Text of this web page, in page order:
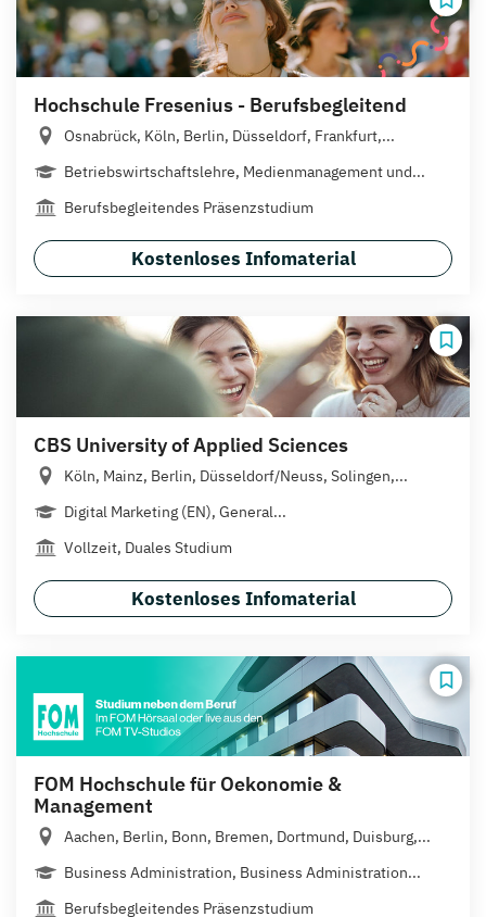
Hochschule Fresenius - Berufsbegleitend
Osnabrück, Köln, Berlin, Düsseldorf, Frankfurt,...
Betriebswirtschaftslehre, Medienmanagement und...
Berufsbegleitendes Präsenzstudium
Kostenloses Infomaterial
CBS University of Applied Sciences
Köln, Mainz, Berlin, Düsseldorf/Neuss, Solingen,...
Digital Marketing (EN), General...
Vollzeit, Duales Studium
Kostenloses Infomaterial
FOM Hochschule für Oekonomie &
Management
Aachen, Berlin, Bonn, Bremen, Dortmund, Duisburg,...
Business Administration, Business Administration...
Berufsbegleitendes Präsenzstudium